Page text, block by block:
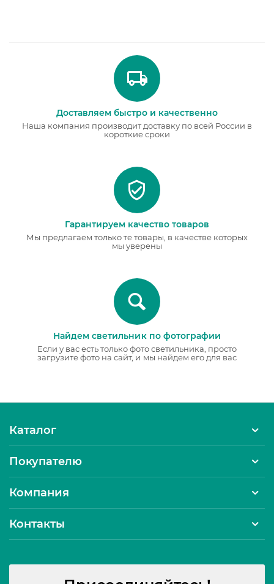
Доставляем быстро и качественно
Наша компания производит доставку по всей России в
короткие сроки
Гарантируем качество товаров
Мы предлагаем только те товары, в качестве которых
мы уверены
Найдем светильник по фотографии
Если у вас есть только фото светильника, просто
загрузите фото на сайт, и мы найдем его для вас
Каталог
Покупателю
Компания
Контакты